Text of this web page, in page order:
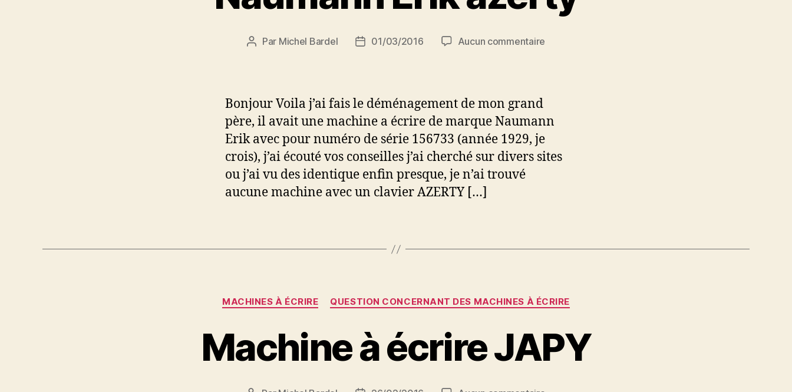
Auteur
Par Michel Bardel
Date01/03/2016 Aucun commentaire
Bonjour Voila j’ai fais le déménagement de mon grand
père, il avait une machine a écrire de marque Naumann
Erik avec pour numéro de série 156733 (année 1929, je
crois), j’ai écouté vos conseilles j’ai cherché sur divers sites
ou j’ai vu des identique enfin presque, je n’ai trouvé
aucune machine avec un clavier AZERTY […]
Catégories
MACHINES À ÉCRIRE QUESTION CONCERNANT DES MACHINES À ÉCRIRE
Machine à écrire JAPY